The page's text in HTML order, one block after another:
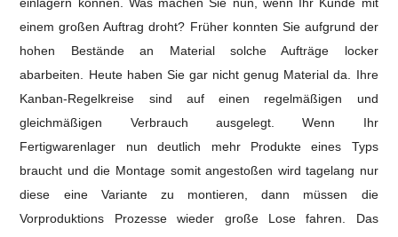
einem großen Auftrag droht? Früher konnten Sie aufgrund der
hohen Bestände an Material solche Aufträge locker
abarbeiten. Heute haben Sie gar nicht genug Material da. Ihre
Kanban-Regelkreise sind auf einen regelmäßigen und
gleichmäßigen Verbrauch ausgelegt. Wenn Ihr
Fertigwarenlager nun deutlich mehr Produkte eines Typs
braucht und die Montage somit angestoßen wird tagelang nur
diese eine Variante zu montieren, dann müssen die
Vorproduktions Prozesse wieder große Lose fahren. Das